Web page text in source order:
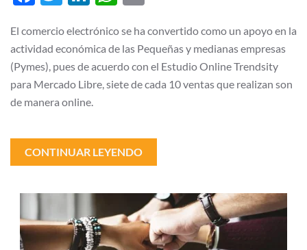
ventas
realizan
las
Pymes
hacen
de
forma
El comercio electrónico se ha convertido como un apoyo en la
actividad económica de las Pequeñas y medianas empresas
(Pymes), pues de acuerdo con el Estudio Online Trendsity
para Mercado Libre, siete de cada 10 ventas que realizan son
de manera online.
CONTINUAR LEYENDO